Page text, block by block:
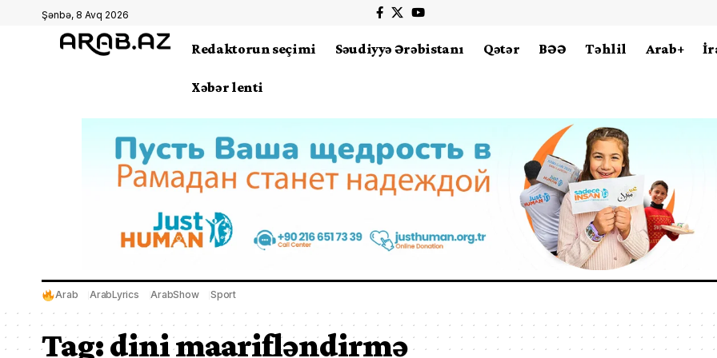
Şənbə, 8 Avq 2026
Redaktorun seçimi Səudiyyə Ərəbistanı Qətər BƏƏ Təhlil Arab+
Xəbər lenti
Arab ArabLyrics ArabShow Sport
Tag:dini maarifləndirmə